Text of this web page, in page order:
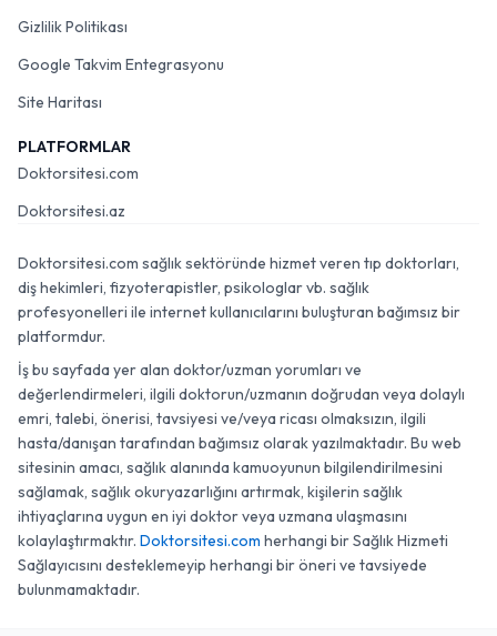
Gizlilik Politikası
Google Takvim Entegrasyonu
Site Haritası
PLATFORMLAR
Doktorsitesi.com
Doktorsitesi.az
Doktorsitesi.com sağlık sektöründe hizmet veren tıp doktorları,
diş hekimleri, fizyoterapistler, psikologlar vb. sağlık
profesyonelleri ile internet kullanıcılarını buluşturan bağımsız bir
platformdur.
İş bu sayfada yer alan doktor/uzman yorumları ve
değerlendirmeleri, ilgili doktorun/uzmanın doğrudan veya dolaylı
emri, talebi, önerisi, tavsiyesi ve/veya ricası olmaksızın, ilgili
hasta/danışan tarafından bağımsız olarak yazılmaktadır. Bu web
sitesinin amacı, sağlık alanında kamuoyunun bilgilendirilmesini
sağlamak, sağlık okuryazarlığını artırmak, kişilerin sağlık
ihtiyaçlarına uygun en iyi doktor veya uzmana ulaşmasını
kolaylaştırmaktır. Doktorsitesi.com herhangi bir Sağlık Hizmeti
Sağlayıcısını desteklemeyip herhangi bir öneri ve tavsiyede
bulunmamaktadır.